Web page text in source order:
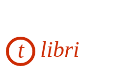
t libri